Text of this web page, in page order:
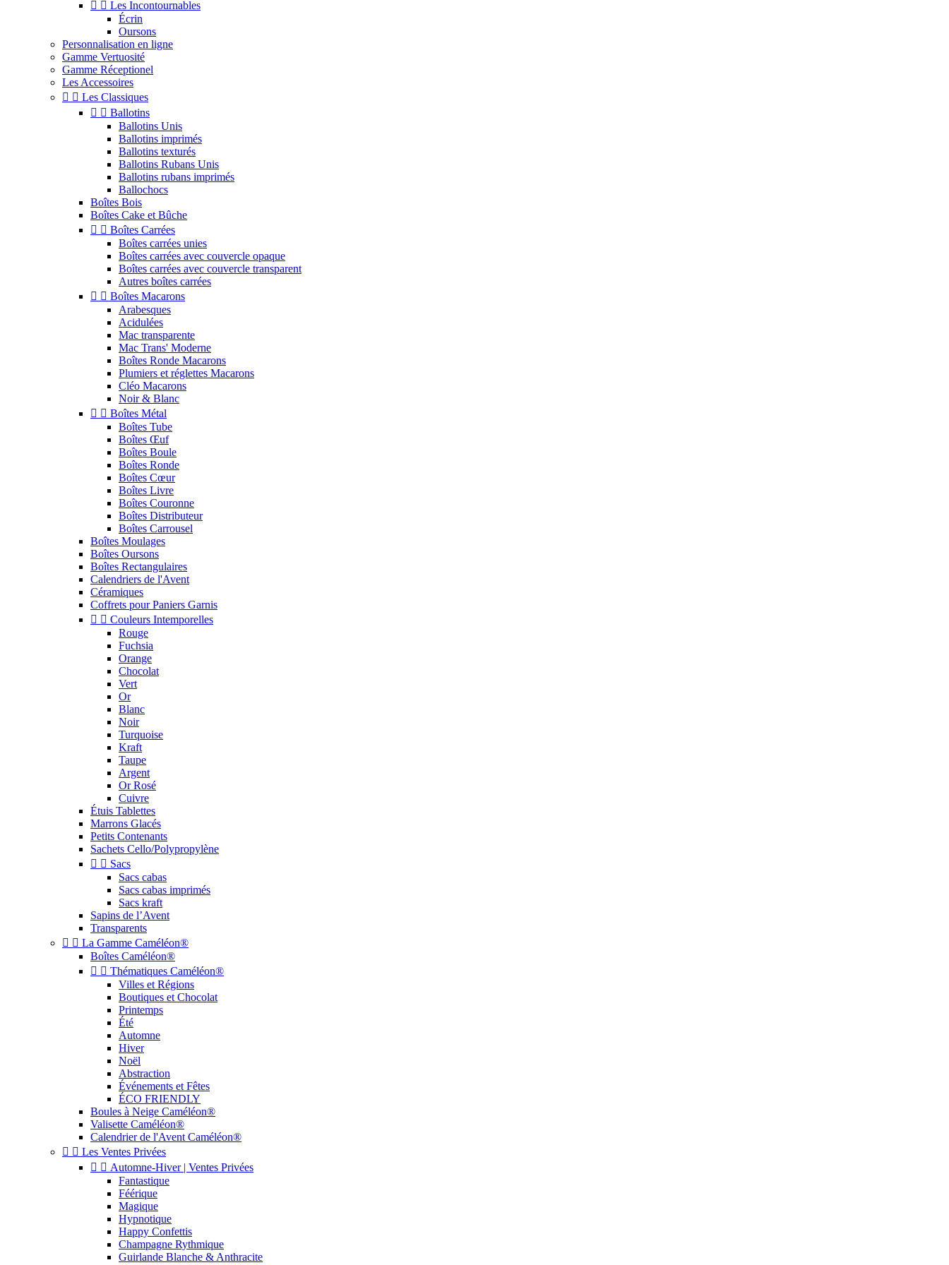
  Les Incontournables
Écrin
Oursons
Personnalisation en ligne
Gamme Vertuosité
Gamme Réceptionel
Les Accessoires
  Les Classiques
  Ballotins
Ballotins Unis
Ballotins imprimés
Ballotins texturés
Ballotins Rubans Unis
Ballotins rubans imprimés
Ballochocs
Boîtes Bois
Boîtes Cake et Bûche
  Boîtes Carrées
Boîtes carrées unies
Boîtes carrées avec couvercle opaque
Boîtes carrées avec couvercle transparent
Autres boîtes carrées
  Boîtes Macarons
Arabesques
Acidulées
Mac transparente
Mac Trans' Moderne
Boîtes Ronde Macarons
Plumiers et réglettes Macarons
Cléo Macarons
Noir & Blanc
  Boîtes Métal
Boîtes Tube
Boîtes Œuf
Boîtes Boule
Boîtes Ronde
Boîtes Cœur
Boîtes Livre
Boîtes Couronne
Boîtes Distributeur
Boîtes Carrousel
Boîtes Moulages
Boîtes Oursons
Boîtes Rectangulaires
Calendriers de l'Avent
Céramiques
Coffrets pour Paniers Garnis
  Couleurs Intemporelles
Rouge
Fuchsia
Orange
Chocolat
Vert
Or
Blanc
Noir
Turquoise
Kraft
Taupe
Argent
Or Rosé
Cuivre
Étuis Tablettes
Marrons Glacés
Petits Contenants
Sachets Cello/Polypropylène
  Sacs
Sacs cabas
Sacs cabas imprimés
Sacs kraft
Sapins de l’Avent
Transparents
  La Gamme Caméléon®
Boîtes Caméléon®
  Thématiques Caméléon®
Villes et Régions
Boutiques et Chocolat
Printemps
Été
Automne
Hiver
Noël
Abstraction
Événements et Fêtes
ÉCO FRIENDLY
Boules à Neige Caméléon®
Valisette Caméléon®
Calendrier de l'Avent Caméléon®
  Les Ventes Privées
  Automne-Hiver | Ventes Privées
Fantastique
Féérique
Magique
Hypnotique
Happy Confettis
Champagne Rythmique
Guirlande Blanche & Anthracite